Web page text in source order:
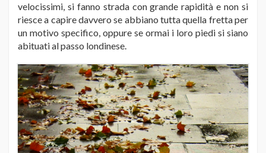
velocissimi, si fanno strada con grande rapidità e non si
riesce a capire davvero se abbiano tutta quella fretta per
un motivo specifico, oppure se ormai i loro piedi si siano
abituati al passo londinese.